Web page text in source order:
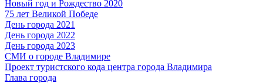
Новый год и Рождество 2020
75 лет Великой Победе
День города 2021
День города 2022
День города 2023
СМИ о городе Владимире
Проект туристского кода центра города Владимира
Глава города